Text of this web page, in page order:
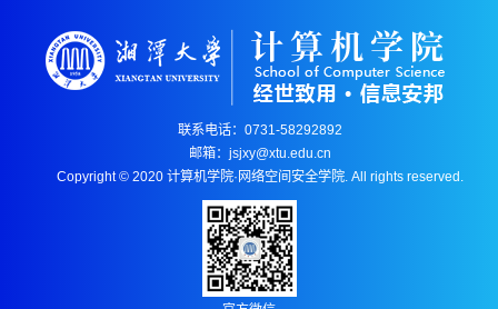
联系电话：0731-58292892
邮箱：jsjxy@xtu.edu.cn
Copyright © 2020 计算机学院·网络空间安全学院. All rights reserved.